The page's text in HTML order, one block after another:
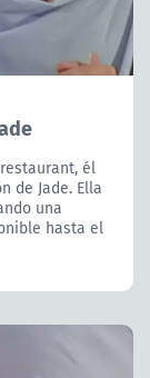
él
de Jade. Ella
una
hasta el